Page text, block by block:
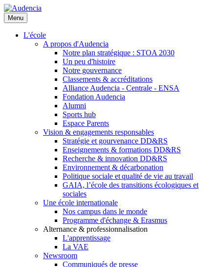
Aller
au
contenu
principal
Menu
L'école
A propos d'Audencia
Notre plan stratégique : STOA 2030
Un peu d'histoire
Notre gouvernance
Classements & accréditations
Alliance Audencia - Centrale - ENSA
Fondation Audencia
Alumni
Sports hub
Espace Parents
Vision & engagements responsables
Stratégie et gourvenance DD&RS
Enseignements & formations DD&RS
Recherche & innovation DD&RS
Environnement & décarbonation
Politique sociale et qualité de vie au travail
GAIA, l’école des transitions écologiques et
sociales
Une école internationale
Nos campus dans le monde
Programme d'échange & Erasmus
Alternance & professionnalisation
L'apprentissage
La VAE
Newsroom
Communiqués de presse